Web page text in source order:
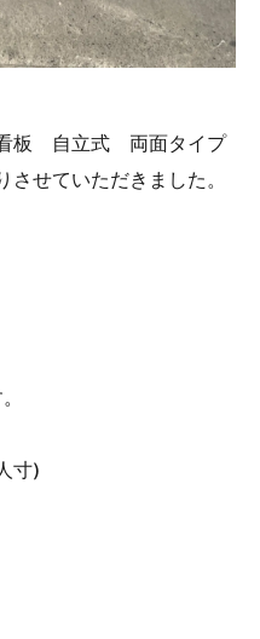
板 自立式 両面タイプ
せていただきました。
寸)